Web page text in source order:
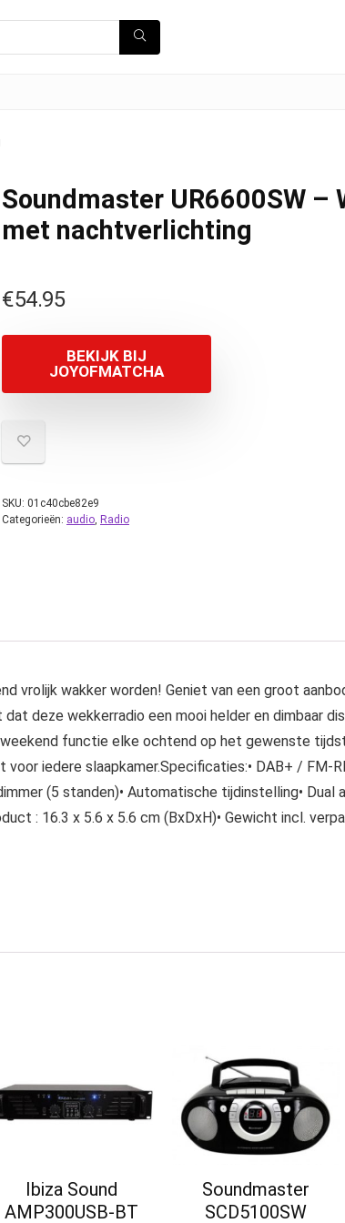
Soundmaster UR6600SW –
met nachtverlichting
€54.95
BEKIJK BIJ
JOYOFMATCHA
SKU: 01c40cbe82e9
Categorieën: audio, Radio
wakker worden! Geniet van een groot
deze wekkerradio een mooi helder en dimbaar
functie elke ochtend op het gewenste
iedere slaapkamer.Specificaties:• DAB+ / FM-
(5 standen)• Automatische tijdinstelling• Dual
: 16.3 x 5.6 x 5.6 cm (BxDxH)• Gewicht incl.
Ibiza Sound
AMP300USB-BT
Soundmaster
SCD5100SW